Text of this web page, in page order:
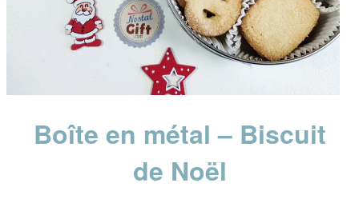
Boîte en métal – Biscuit
de Noël